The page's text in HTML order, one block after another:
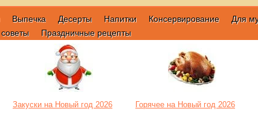
Выпечка Десерты Напитки Консервирование Для
Праздничные рецепты
Закуски на Новый год 2026 Горячее на Новый год 2026